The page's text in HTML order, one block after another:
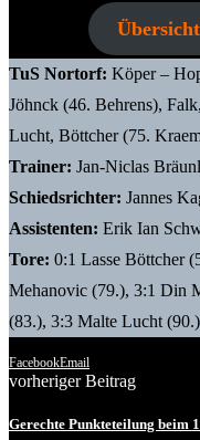
TuS Nortorf: Köper –
Jöhnck (46. Behrens),
Lucht, Böttcher (75.
Trainer: Jan-Niclas
Schiedsrichter: Jannes
Assistenten: Erik Ian
Tore: 0:1 Lasse Böttcher
Mehanovic (79.), 3:1 Din
(83.), 3:3 Malte Lucht
FacebookEmail
vorheriger Beitrag
Gerechte Punkteteilung beim